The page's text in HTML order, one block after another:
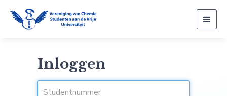
Inloggen